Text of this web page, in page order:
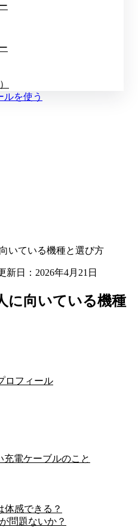
ルを使う
いている機種と選び方
新日：2026年4月21日
に向いている機種
ロフィール
電ケーブルのこと
体感できる？
問題ないか？